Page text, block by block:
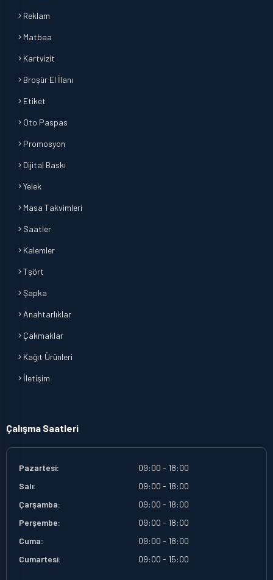
Reklam
Matbaa
Kartvizit
Broşür El İlanı
Etiket
Oto Paspas
Promosyon
Dijital Baskı
Yelek
Masa Takvimleri
Saatler
Kalemler
Tşört
Şapka
Anahtarlıklar
Çakmaklar
Kağıt Ürünleri
İletişim
Çalışma Saatleri
Pazartesi:
09:00 - 18:00
Salı:
09:00 - 18:00
Çarşamba:
09:00 - 18:00
Perşembe:
09:00 - 18:00
Cuma:
09:00 - 18:00
Cumartesi:
09:00 - 15:00